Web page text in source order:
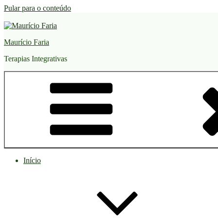
Pular para o conteúdo
Maurício Faria
Terapias Integrativas
Início